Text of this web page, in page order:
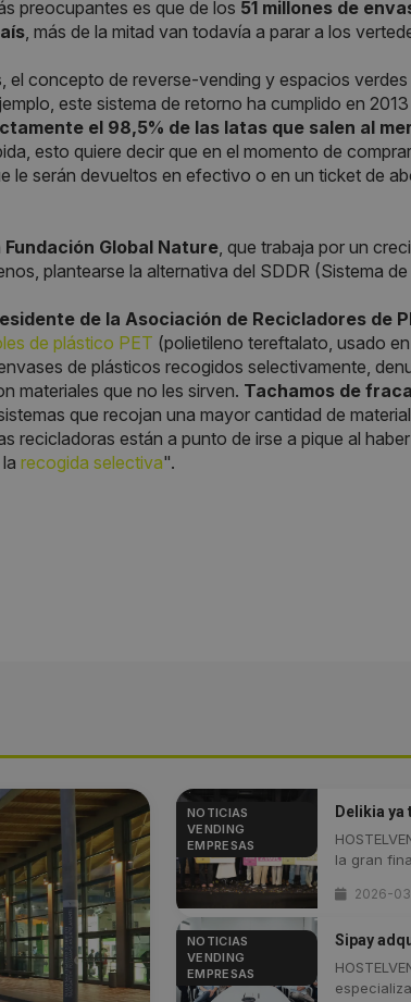
preocupantes es que de los 51 millones de
, más de la mitad van todavía a parar a los
el concepto de reverse-vending y espacios
este sistema de retorno ha cumplido en
el 98,5% de las latas que salen al
esto quiere decir que en el momento de
le serán devueltos en efectivo o en un ticket de
Fundación Global Nature, que trabaja por un
plantearse la alternativa del SDDR (Sistema
de la Asociación de Recicladores de
de plástico PET (polietileno tereftalato, usado
de plásticos recogidos selectivamente,
materiales que no les sirven. Tachamos de
que recojan una mayor cantidad de
recicladoras están a punto de irse a pique al
recogida selectiva".
NOTICIAS
VENDING
EMPRESAS
Delikia ya
la gran
2026-
NOTICIAS
VENDING
EMPRESAS
Sipay